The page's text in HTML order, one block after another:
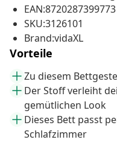
EAN:8720287399773
SKU:3126101
Brand:vidaXL
Vorteile
Zu diesem
Der Stoff verleiht
gemütlichen Look
Dieses Bett passt
Schlafzimmer